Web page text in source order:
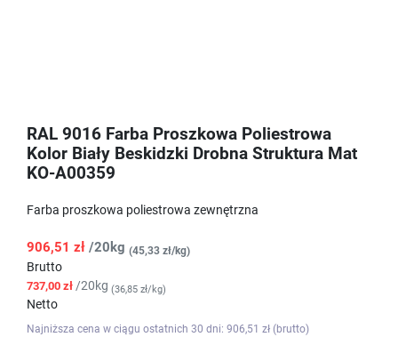
RAL 9016 Farba Proszkowa Poliestrowa
Kolor Biały Beskidzki Drobna Struktura Mat
KO-A00359
Farba proszkowa poliestrowa zewnętrzna
906,51 zł /20kg (45,33 zł/kg)
Brutto
737,00 zł /20kg (36,85 zł/kg)
Netto
Najniższa cena w ciągu ostatnich 30 dni: 906,51 zł (brutto)